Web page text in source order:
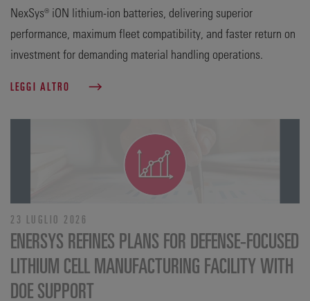
NexSys® iON lithium-ion batteries, delivering superior
performance, maximum fleet compatibility, and faster return on
investment for demanding material handling operations.
LEGGI ALTRO
23 LUGLIO 2026
ENERSYS REFINES PLANS FOR DEFENSE‑FOCUSED
LITHIUM CELL MANUFACTURING FACILITY WITH
DOE SUPPORT